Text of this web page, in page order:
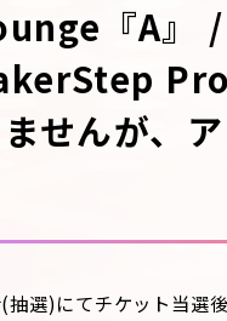
『A
せんが、
選)にてチケット当選